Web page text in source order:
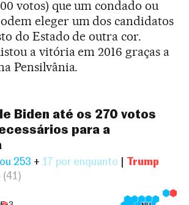
votos) que um condado ou
eleger um dos candidatos
do Estado de outra cor.
a vitória em 2016 graças a
Pensilvânia.